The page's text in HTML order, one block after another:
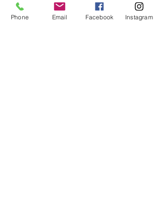
Phone Email Facebook Instagram